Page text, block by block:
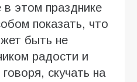
в этом празднике
показать, что
быть не
радости и
скучать на